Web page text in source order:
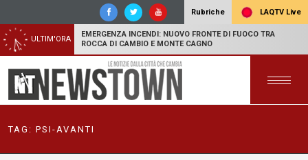
Rubriche LAQTV Live
ULTIM'ORA
EMERGENZA INCENDI: NUOVO FRONTE DI FUOCO TRA
ROCCA DI CAMBIO E MONTE CAGNO
TAG: PSI-AVANTI